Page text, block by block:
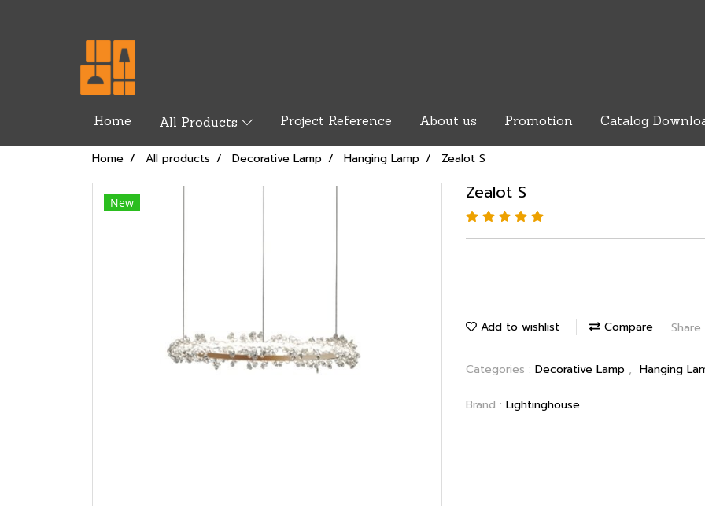
Home All Products Project Reference About us Promotion Catalog
Home All products Decorative Lamp Hanging Lamp Zealot S
New Zealot S
Add to wishlist Compare Share
Categories : Decorative Lamp , Hanging
Brand : Lightinghouse